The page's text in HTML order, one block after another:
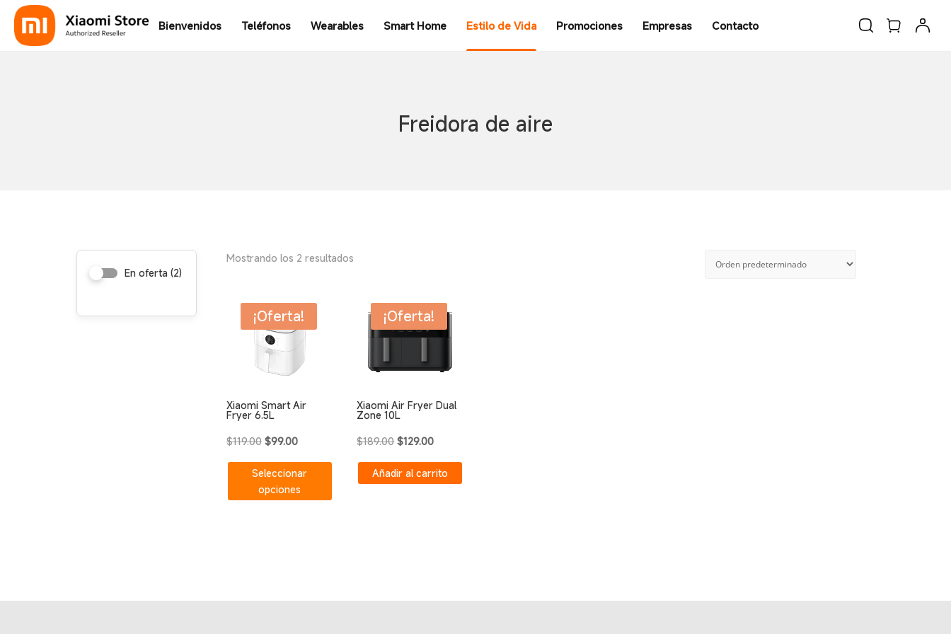
Bienvenidos Teléfonos Wearables Smart Home Estilo de Vida Promociones Empresas Contacto
Freidora de aire
En oferta(2)
Mostrando los 2 resultados
¡Oferta!
Xiaomi Smart Air
Fryer 6.5L
$119.00 El
precio
original
era:
$99.00El
precio
actual
es:
Seleccionar
opciones
producto
¡Oferta!
Xiaomi Air Fryer Dual
Zone 10L
$189.00El
precio
original
$129.00El
precio
actual
Añadir al carrito